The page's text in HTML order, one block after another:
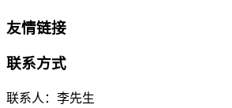
友情链接
联系方式
联系人：李先生